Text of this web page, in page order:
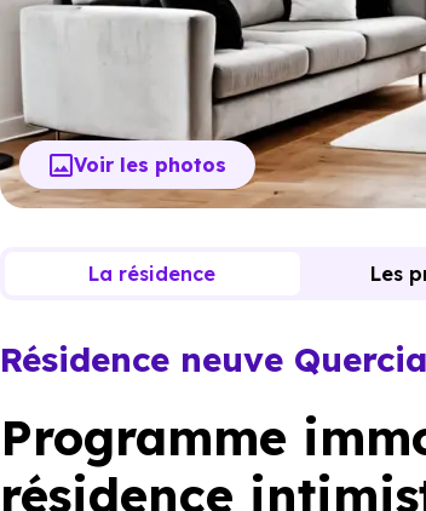
Voir les photos
Résidence neuve Quercia
Programme
résidence
La résidence Les